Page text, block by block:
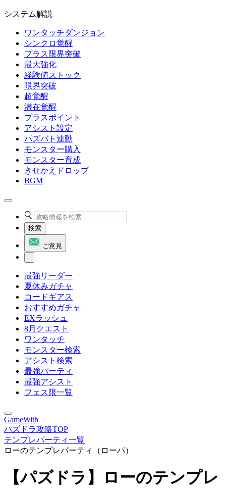
システム解説
ワンタッチダンジョン
シンクロ覚醒
プラス限界突破
最大強化
経験値ストック
限界突破
超覚醒
潜在覚醒
プラスポイント
アシスト設定
パズバト連動
モンスター購入
モンスター育成
きせかえドロップ
BGM
検索
ご意見
最強リーダー
夏休みガチャ
コードギアス
おすすめガチャ
EXラッシュ
8月クエスト
ワンタッチ
モンスター検索
アシスト検索
最強パーティ
最強アシスト
フェス限一覧
GameWith
パズドラ攻略TOP
テンプレパーティ一覧
ローのテンプレパーティ（ローパ）
【パズドラ】ローのテンプレ